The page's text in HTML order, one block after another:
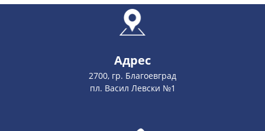
Адрес
2700, гр. Благоевград
пл. Васил Левски №1